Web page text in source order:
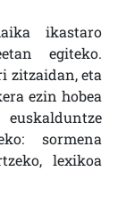
ikastaro
egiteko.
zitzaidan, eta
ezin hobea
sormena
lexikoa